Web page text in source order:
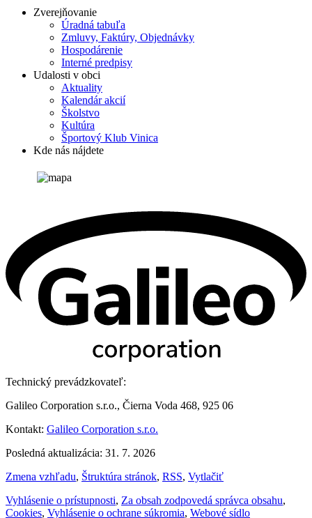
Zverejňovanie
Úradná tabuľa
Zmluvy, Faktúry, Objednávky
Hospodárenie
Interné predpisy
Udalosti v obci
Aktuality
Kalendár akcií
Školstvo
Kultúra
Športový Klub Vinica
Kde nás nájdete
Technický prevádzkovateľ:
Galileo Corporation s.r.o., Čierna Voda 468, 925 06
Kontakt: Galileo Corporation s.r.o.
Posledná aktualizácia: 31. 7. 2026
Zmena vzhľadu, Štruktúra stránok, RSS, Vytlačiť
Vyhlásenie o prístupnosti, Za obsah zodpovedá správca obsahu,
Cookies, Vyhlásenie o ochrane súkromia, Webové sídlo